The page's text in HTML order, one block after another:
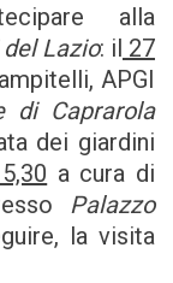
alla
Lazio: il 27
APGI
di Caprarola
dei giardini
a cura di
Palazzo
la visita